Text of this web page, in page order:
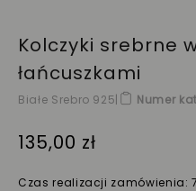
Kolczyki srebrne
łańcuszkami
Białe Srebro 925| Numer
135,00 zł
Czas realizacji zamówienia: